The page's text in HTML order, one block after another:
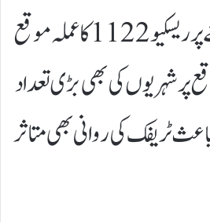
حادثے کی اطلاع ملنے پر ریسکیو 1122 کا عملہ موقع
پر شہریوں کی بھی بڑی تعداد
ٹریفک کی روانی بھی متاثر